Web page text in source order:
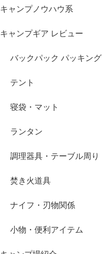
キャンプノウハウ系
キャンプギア レビュー
バックパック パッキング
テント
寝袋・マット
ランタン
調理器具・テーブル周り
焚き火道具
ナイフ・刃物関係
小物・便利アイテム